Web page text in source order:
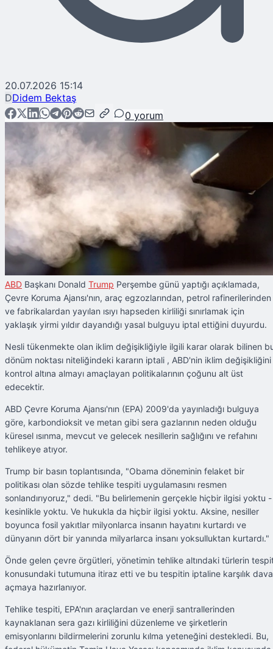
20.07.2026 15:14
DDidem Bektaş
0 yorum
ABD Başkanı Donald Trump Perşembe günü yaptığı açıklamada,
Çevre Koruma Ajansı'nın, araç egzozlarından, petrol rafinerilerinden
ve fabrikalardan yayılan ısıyı hapseden kirliliği sınırlamak için
yaklaşık yirmi yıldır dayandığı yasal bulguyu iptal ettiğini duyurdu.
Nesli tükenmekte olan iklim değişikliğiyle ilgili karar olarak bilinen
dönüm noktası niteliğindeki kararın iptali , ABD'nin iklim değişikliğini
kontrol altına almayı amaçlayan politikalarının çoğunu alt üst
edecektir.
ABD Çevre Koruma Ajansı'nın (EPA) 2009'da yayınladığı bulguya
göre, karbondioksit ve metan gibi sera gazlarının neden olduğu
küresel ısınma, mevcut ve gelecek nesillerin sağlığını ve refahını
tehlikeye atıyor.
Trump bir basın toplantısında, "Obama döneminin felaket bir
politikası olan sözde tehlike tespiti uygulamasını resmen
sonlandırıyoruz," dedi. "Bu belirlemenin gerçekle hiçbir ilgisi yoktu -
kesinlikle yoktu. Ve hukukla da hiçbir ilgisi yoktu. Aksine, nesiller
boyunca fosil yakıtlar milyonlarca insanın hayatını kurtardı ve
dünyanın dört bir yanında milyarlarca insanı yoksulluktan kurtardı."
Önde gelen çevre örgütleri, yönetimin tehlike altındaki türlerin
konusundaki tutumuna itiraz etti ve bu tespitin iptaline karşılık dava
açmaya hazırlanıyor.
Tehlike tespiti, EPA'nın araçlardan ve enerji santrallerinden
kaynaklanan sera gazı kirliliğini düzenleme ve şirketlerin
emisyonlarını bildirmelerini zorunlu kılma yeteneğini destekledi. Bu,